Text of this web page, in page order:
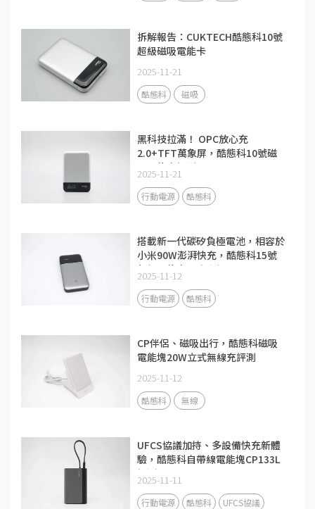
拆解報告：CUKTECH酷態科10號
超級磁吸電能卡
2025-11-21
酷態科 磁吸
黑科技拉滿！ OPC放心充
2.0+TFT萬象屏，酷態科10號磁
吸電能卡評測
2025-11-21
行動電源 酷態科
搭載新一代碳矽負極電池，相容於
小米90W澎湃快充，酷態科15號
超級電能卡Air評測
2025-11-12
行動電源 酷態科
CP伴侶、磁吸出行，酷態科磁吸
電能塊20W立式無線充評測
2025-11-12
酷態科 無線
UFCS協議加持、多設備快充新體
驗，酷態科自帶線電能塊CP133L
評測
2025-11-11
行動電源 酷態科 UFCS協議